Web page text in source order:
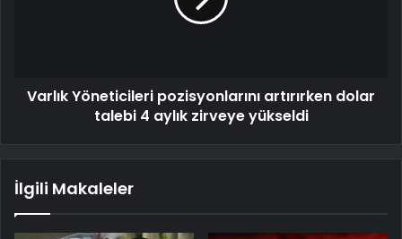
Varlık Yöneticileri pozisyonlarını artırırken dolar
talebi 4 aylık zirveye yükseldi
İlgili Makaleler